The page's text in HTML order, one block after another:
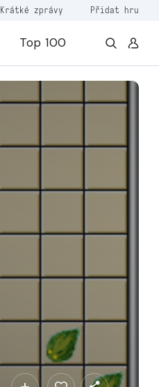
Krátké zprávy Přidat hru
Top 100